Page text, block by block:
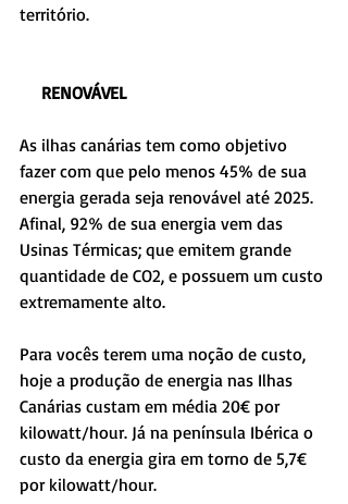
território.
     RENOVÁVEL
As ilhas canárias tem como objetivo
fazer com que pelo menos 45% de sua
energia gerada seja renovável até 2025.
Afinal, 92% de sua energia vem das
Usinas Térmicas; que emitem grande
quantidade de CO2, e possuem um custo
extremamente alto.
Para vocês terem uma noção de custo,
hoje a produção de energia nas Ilhas
Canárias custam em média 20€ por
kilowatt/hour. Já na península Ibérica o
custo da energia gira em torno de 5,7€
por kilowatt/hour.